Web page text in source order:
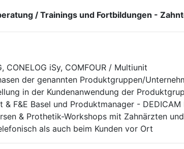
/ Trainings und Fortbildungen -
iSy, COMFOUR / Multiunit
der genannten Produktgruppen/
in der Kundenanwendung der
F&E Basel und Produktmanager - DEDICAM
& Prothetik-Workshops mit Zahnärzten
als auch beim Kunden vor Ort